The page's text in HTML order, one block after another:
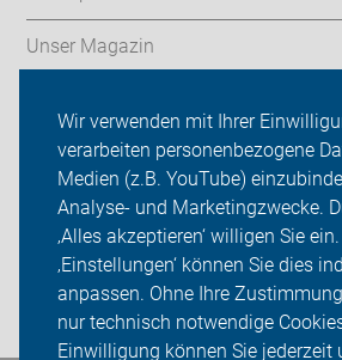
Wir verwenden mit Ihrer
verarbeiten personenbezogene
Medien (z.B. YouTube)
Analyse- und Marketingzwecke.
‚Alles akzeptieren‘ willigen Sie
‚Einstellungen‘ können Sie dies
anpassen. Ohne Ihre
nur technisch notwendige
Einwilligung können Sie jederzeit
Unser Magazin
ADFC Baden-Baden
Sei dabei
Presse
Login